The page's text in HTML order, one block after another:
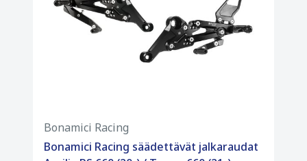
Bonamici Racing
Bonamici Racing säädettävät jalkaraudat